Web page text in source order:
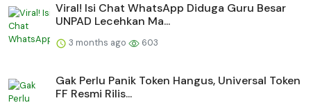
Viral! Isi Chat WhatsApp Diduga Guru Besar
UNPAD Lecehkan Ma...
3 months ago 603
Gak Perlu Panik Token Hangus, Universal Token
FF Resmi Rilis...